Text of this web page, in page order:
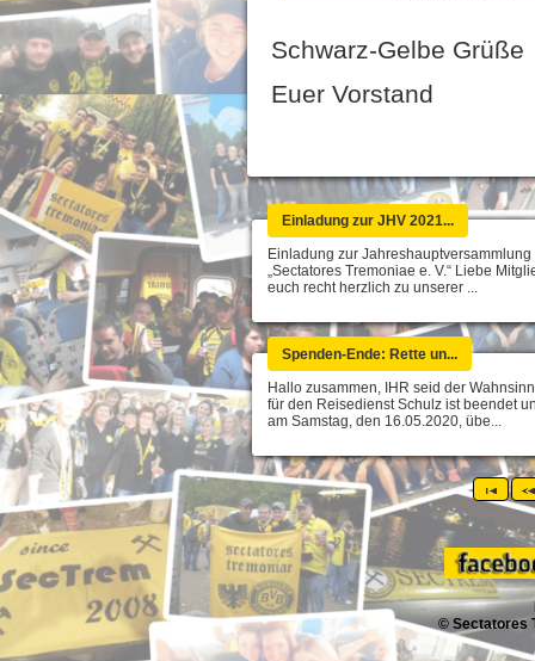
Schwarz-Gelbe Grüße
Euer Vorstand
Einladung zur JHV 2021...
Einladung zur
„Sectatores Tremoniae e. V.“ Liebe
euch recht herzlich zu unserer ...
Spenden-Ende: Rette un...
Hallo zusammen, IHR seid der
für den Reisedienst Schulz ist beendet
am Samstag, den 16.05.2020, übe...
© Sectatores